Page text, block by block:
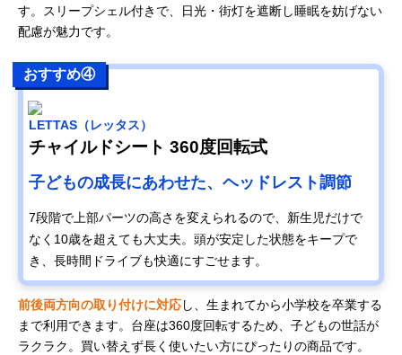
す。スリープシェル付きで、日光・街灯を遮断し睡眠を妨げない
配慮が魅力です。
おすすめ④
LETTAS（レッタス）
チャイルドシート 360度回転式
子どもの成長にあわせた、ヘッドレスト調節
7段階で上部パーツの高さを変えられるので、新生児だけで
なく10歳を超えても大丈夫。頭が安定した状態をキープで
き、長時間ドライブも快適にすごせます。
前後両方向の取り付けに対応し、生まれてから小学校を卒業する
まで利用できます。台座は360度回転するため、子どもの世話が
ラクラク。買い替えず長く使いたい方にぴったりの商品です。